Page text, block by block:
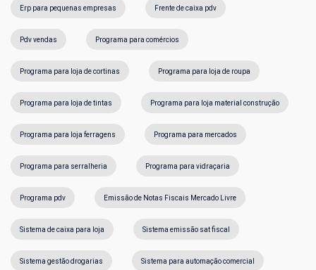
Erp para pequenas empresas Frente de caixa pdv
Pdv vendas Programa para comércios
Programa para loja de cortinas Programa para loja de roupa
Programa para loja de tintas Programa para loja material construção
Programa para loja ferragens Programa para mercados
Programa para serralheria Programa para vidraçaria
Programa pdv Emissão de Notas Fiscais Mercado Livre
Sistema de caixa para loja Sistema emissão sat fiscal
Sistema gestão drogarias Sistema para automação comercial